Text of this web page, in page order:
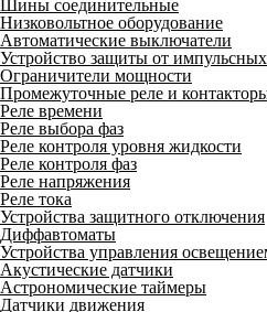
Шины соединительные
Низковольтное оборудование
Автоматические выключатели
Устройство защиты от
Ограничители мощности
Промежуточные реле и
Реле времени
Реле выбора фаз
Реле контроля уровня жидкости
Реле контроля фаз
Реле напряжения
Реле тока
Устройства защитного отключения
Диффавтоматы
Устройства управления
Акустические датчики
Астрономические таймеры
Датчики движения